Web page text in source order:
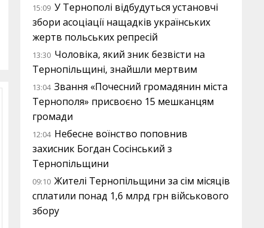
15:09 У Тернополі відбудуться установчі
збори асоціації нащадків українських
жертв польських репресій
13:30 Чоловіка, який зник безвісти на
Тернопільщині, знайшли мертвим
13:04 Звання «Почесний громадянин міста
Тернополя» присвоєно 15 мешканцям
громади
12:04 Небесне воїнство поповнив
захисник Богдан Сосінський з
Тернопільщини
09:10 Жителі Тернопільщини за сім місяців
сплатили понад 1,6 млрд грн військового
збору